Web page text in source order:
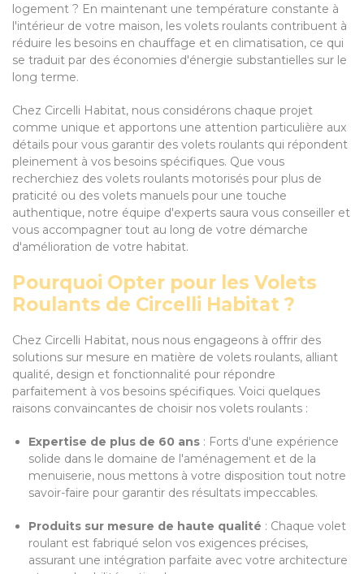
logement ? En maintenant une température constante à
l'intérieur de votre maison, les volets roulants contribuent à
réduire les besoins en chauffage et en climatisation, ce qui
se traduit par des économies d'énergie substantielles sur le
long terme.
Chez Circelli Habitat, nous considérons chaque projet
comme unique et apportons une attention particulière aux
détails pour vous garantir des volets roulants qui répondent
pleinement à vos besoins spécifiques. Que vous
recherchiez des volets roulants motorisés pour plus de
praticité ou des volets manuels pour une touche
authentique, notre équipe d'experts saura vous conseiller et
vous accompagner tout au long de votre démarche
d'amélioration de votre habitat.
Pourquoi Opter pour les Volets
Roulants de Circelli Habitat ?
Chez Circelli Habitat, nous nous engageons à offrir des
solutions sur mesure en matière de volets roulants, alliant
qualité, design et fonctionnalité pour répondre
parfaitement à vos besoins spécifiques. Voici quelques
raisons convaincantes de choisir nos volets roulants :
Expertise de plus de 60 ans : Forts d'une expérience
solide dans le domaine de l'aménagement et de la
menuiserie, nous mettons à votre disposition tout notre
savoir-faire pour garantir des résultats impeccables.
Produits sur mesure de haute qualité : Chaque volet
roulant est fabriqué selon vos exigences précises,
assurant une intégration parfaite avec votre architecture